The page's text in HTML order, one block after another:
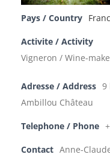
Pays / Country
Activite / Activity
Vigneron / Wine-
Adresse / Address 9
Ambillou Château
Telephone / Phone
Contact Anne-